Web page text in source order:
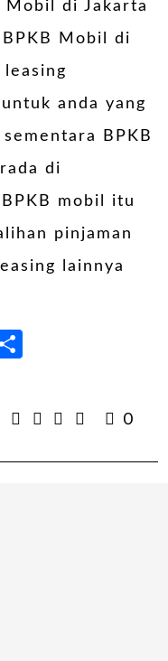
Mobil di Jakarta
Mobil di
anda yang
BPKB
di
mobil itu
pinjaman
lainnya
WhatsApp
0